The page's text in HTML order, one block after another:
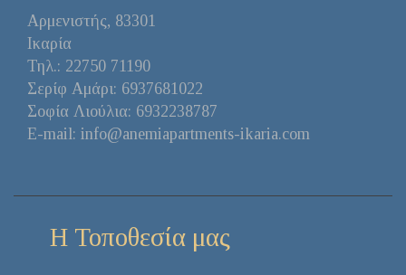
Aρμενιστής, 83301
Ικαρία
Τηλ.: 22750 71190
Σερίφ Αμάρι: 6937681022
Σοφία Λιούλια: 6932238787
Ε-mail: info@anemiapartments-ikaria.com
Η Τοποθεσία μας